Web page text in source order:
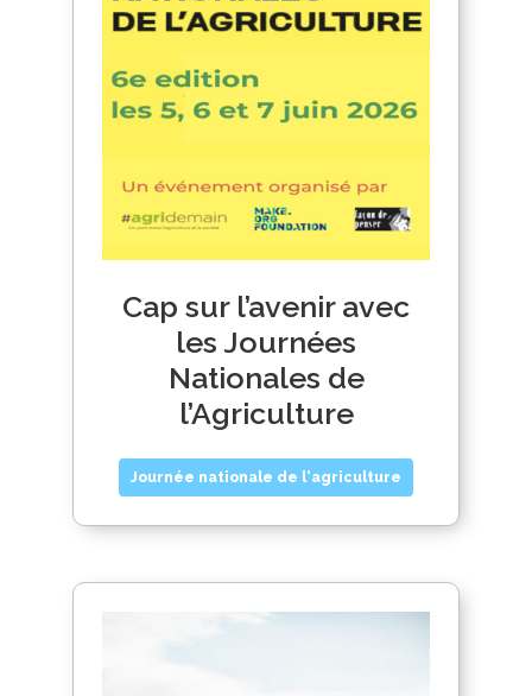
Cap sur l’avenir avec
les Journées
Nationales de
l’Agriculture
Journée nationale de l'agriculture